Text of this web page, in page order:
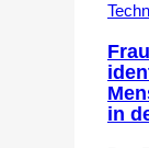
in